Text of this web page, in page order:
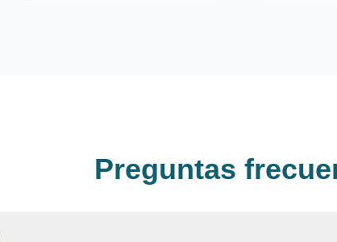
Preguntas